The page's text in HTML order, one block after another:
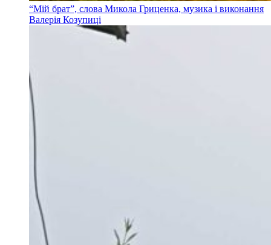
“Мій брат”, слова Микола Гриценка, музика і виконання
Валерія Козупиці